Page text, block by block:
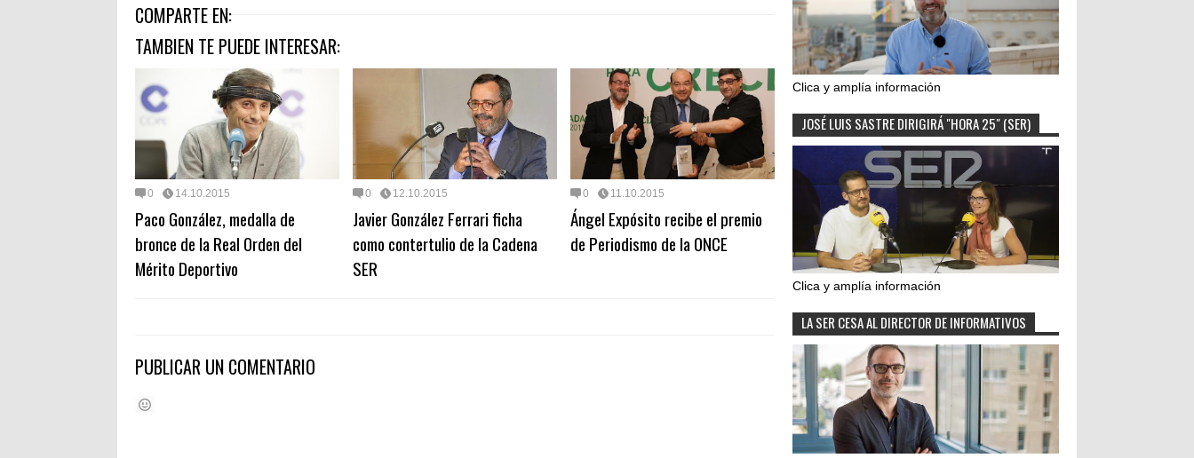
COMPARTE EN:
TAMBIEN TE PUEDE INTERESAR:
0 14.10.2015
Paco González, medalla de
bronce de la Real Orden del
Mérito Deportivo
0 12.10.2015
Javier González Ferrari ficha
como contertulio de la Cadena
SER
0 11.10.2015
Ángel Expósito recibe el premio
de Periodismo de la ONCE
PUBLICAR UN COMENTARIO
Clica y amplía información
JOSÉ LUIS SASTRE DIRIGIRÁ "HORA 25" (SER)
Clica y amplía información
LA SER CESA AL DIRECTOR DE INFORMATIVOS